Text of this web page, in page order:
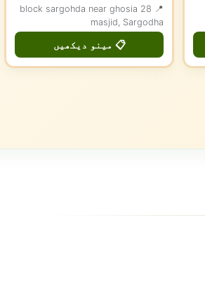
📍 28 block sargohda near ghosia
masjid, Sargodha
📋 مینو دیکھیں